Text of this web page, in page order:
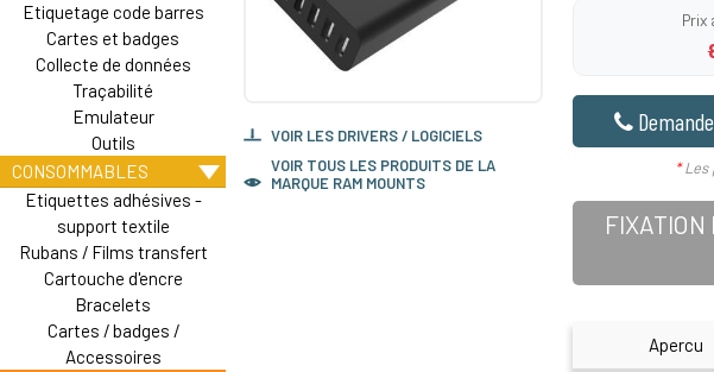
Etiquetage code barres
Cartes et badges
Collecte de données
Traçabilité
Emulateur
Outils
CONSOMMABLES
Etiquettes adhésives -
support textile
Rubans / Films transfert
Cartouche d'encre
Bracelets
Cartes / badges /
Accessoires
VOIR LES DRIVERS / LOGICIELS
VOIR TOUS LES PRODUITS DE LA
MARQUE RAM MOUNTS
Prix
*Les
Apercu